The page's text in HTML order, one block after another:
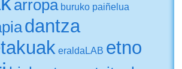
arropa buruko paiñelua
dantza
eraldaLAB etno